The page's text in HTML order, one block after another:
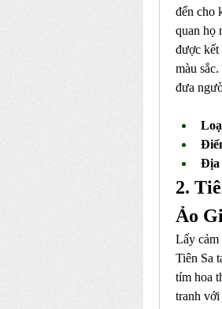
đến cho
quan họ
được kết
màu
đưa
Địa
2.
Ảo
Lấy cảm
Tiên Sa
tím hoa
tranh với